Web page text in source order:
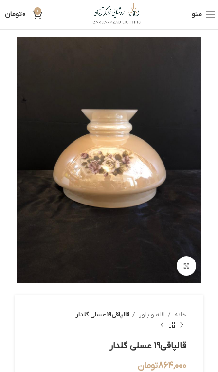
منو 0
0تومان
خانه لاله و بلور قالپاقی19 عسلی گلدار
قالپاقی19 عسلی گلدار
864,000تومان